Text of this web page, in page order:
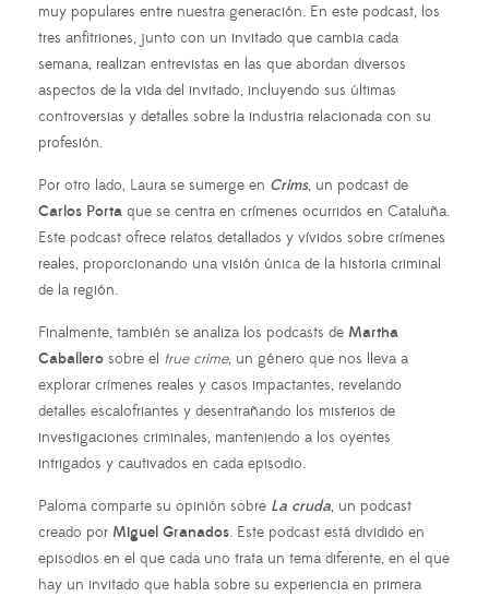
muy populares entre nuestra generación. En este podcast, los
tres anfitriones, junto con un invitado que cambia cada
semana, realizan entrevistas en las que abordan diversos
aspectos de la vida del invitado, incluyendo sus últimas
controversias y detalles sobre la industria relacionada con su
profesión.
Por otro lado, Laura se sumerge en Crims, un podcast de
Carlos Porta que se centra en crímenes ocurridos en Cataluña.
Este podcast ofrece relatos detallados y vívidos sobre crímenes
reales, proporcionando una visión única de la historia criminal
de la región.
Finalmente, también se analiza los podcasts de Martha
Caballero sobre el true crime, un género que nos lleva a
explorar crímenes reales y casos impactantes, revelando
detalles escalofriantes y desentrañando los misterios de
investigaciones criminales, manteniendo a los oyentes
intrigados y cautivados en cada episodio.
Paloma comparte su opinión sobre La cruda, un podcast
creado por Miguel Granados. Este podcast está dividido en
episodios en el que cada uno trata un tema diferente, en el que
hay un invitado que habla sobre su experiencia en primera